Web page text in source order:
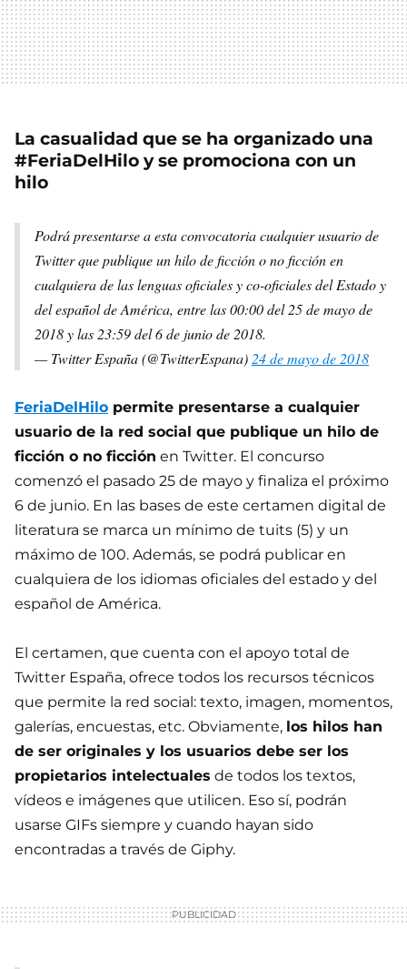
La casualidad que se ha organizado una
#FeriaDelHilo y se promociona con un
hilo
Podrá presentarse a esta convocatoria cualquier usuario de
Twitter que publique un hilo de ficción o no ficción en
cualquiera de las lenguas oficiales y co-oficiales del Estado y
del español de América, entre las 00:00 del 25 de mayo de
2018 y las 23:59 del 6 de junio de 2018.
— Twitter España (@TwitterEspana)24 de mayo de 2018
FeriaDelHilo permite presentarse a cualquier
usuario de la red social que publique un hilo de
ficción o no ficción en Twitter. El concurso
comenzó el pasado 25 de mayo y finaliza el próximo
6 de junio. En las bases de este certamen digital de
literatura se marca un mínimo de tuits (5) y un
máximo de 100. Además, se podrá publicar en
cualquiera de los idiomas oficiales del estado y del
español de América.
El certamen, que cuenta con el apoyo total de
Twitter España, ofrece todos los recursos técnicos
que permite la red social: texto, imagen, momentos,
galerías, encuestas, etc. Obviamente, los hilos han
de ser originales y los usuarios debe ser los
propietarios intelectuales de todos los textos,
vídeos e imágenes que utilicen. Eso sí, podrán
usarse GIFs siempre y cuando hayan sido
encontradas a través de Giphy.